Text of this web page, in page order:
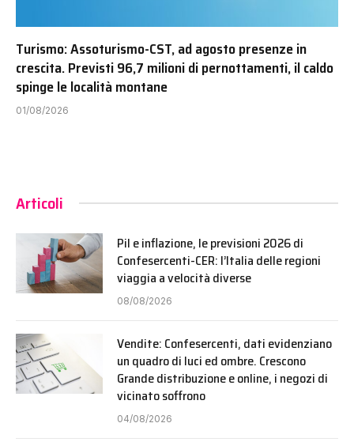
Turismo: Assoturismo-CST, ad agosto presenze in
crescita. Previsti 96,7 milioni di pernottamenti, il caldo
spinge le località montane
01/08/2026
Articoli
Pil e inflazione, le previsioni 2026 di
Confesercenti-CER: l’Italia delle regioni
viaggia a velocità diverse
08/08/2026
Vendite: Confesercenti, dati evidenziano
un quadro di luci ed ombre. Crescono
Grande distribuzione e online, i negozi di
vicinato soffrono
04/08/2026